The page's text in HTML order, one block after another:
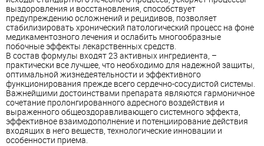
выздоровления и восстановления, способствует
предупреждению осложнений и рецидивов, позволяет
стабилизировать хронический патологический процесс на фоне
медикаментозного лечения и ослабить многообразные
побочные эффекты лекарственных средств.
В состав формулы входят 23 активных ингредиента, –
практически все лучшее, что необходимо для надежной защиты,
оптимальной жизнедеятельности и эффективного
функционирования прежде всего сердечно-сосудистой системы.
Важнейшими достоинствами препарата являются гармоничное
сочетание пролонгированного адресного воздействия и
выраженного общеоздоравливающего системного эффекта,
эффективное взаимодополнение и потенциирование действия
входящих в него веществ, технологические инновации и
особенности приема.